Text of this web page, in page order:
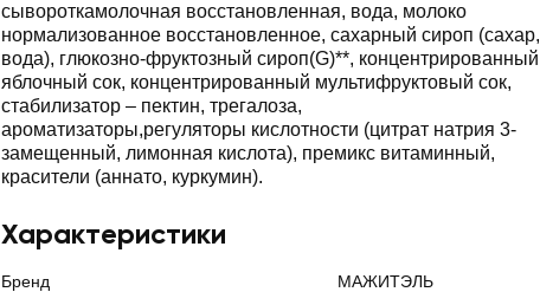
сывороткамолочная восстановленная, вода, молоко
нормализованное восстановленное, сахарный сироп (сахар,
вода), глюкозно-фруктозный сироп(G)**, концентрированный
яблочный сок, концентрированный мультифруктовый сок,
стабилизатор – пектин, трегалоза,
ароматизаторы,регуляторы кислотности (цитрат натрия 3-
замещенный, лимонная кислота), премикс витаминный,
красители (аннато, куркумин).
Характеристики
Бренд МАЖИТЭЛЬ